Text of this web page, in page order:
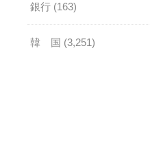
銀行 (163)
韓 国 (3,251)